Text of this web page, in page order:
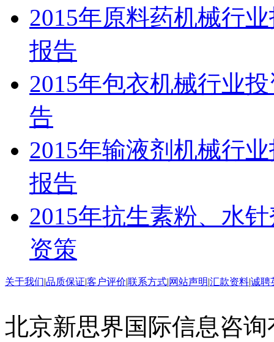
2015年原料药机械行
报告
2015年包衣机械行业
告
2015年输液剂机械行
报告
2015年抗生素粉、水
资策
关于我们|品质保证|客户评价|联系方式|网站声明|汇款资料|诚聘
北京新思界国际信息咨